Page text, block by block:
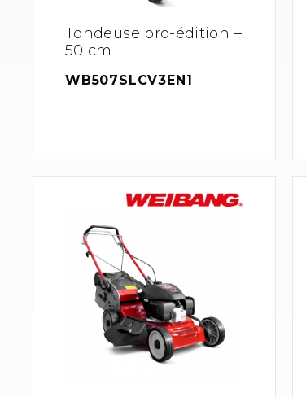
Tondeuse pro-édition –
50 cm
WB507SLCV3EN1